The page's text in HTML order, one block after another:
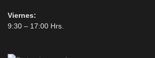
Viernes:
9:30 – 17:00 Hrs.